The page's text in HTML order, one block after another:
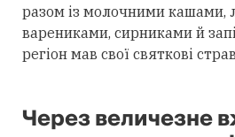
разом із молочними кашами,
варениками, сирниками й
регіон мав свої святкові
Через величезне